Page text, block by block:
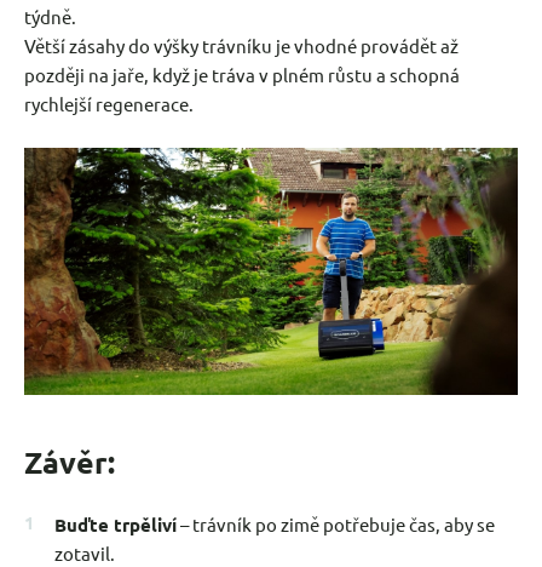
týdně.
Větší zásahy do výšky trávníku je vhodné provádět až
později na jaře, když je tráva v plném růstu a schopná
rychlejší regenerace.
Závěr:
Buďte trpěliví– trávník po zimě potřebuje čas, aby se
zotavil.